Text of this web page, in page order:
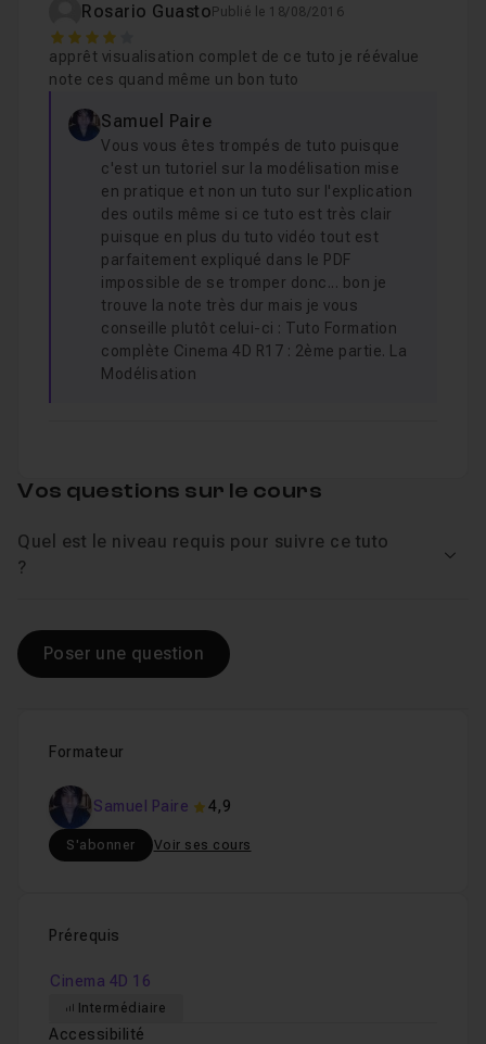
Rosario Guasto Publié le 18/08/2016
4
apprêt visualisation complet de ce tuto je réévalue
note ces quand même un bon tuto
Samuel Paire
Vous vous êtes trompés de tuto puisque
c'est un tutoriel sur la modélisation mise
en pratique et non un tuto sur l'explication
des outils même si ce tuto est très clair
puisque en plus du tuto vidéo tout est
parfaitement expliqué dans le PDF
impossible de se tromper donc... bon je
trouve la note très dur mais je vous
conseille plutôt celui-ci : Tuto Formation
complète Cinema 4D R17 : 2ème partie. La
Modélisation
Formateur
Samuel Paire 4,9
S'abonner Voir ses cours
Prérequis
Cinema 4D 16
Intermédiaire
Accessibilité
Vos questions sur le cours
Quel est le niveau requis pour suivre ce tuto
?
Poser une question